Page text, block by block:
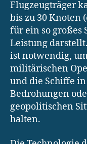
Flugzeugträger
bis zu 30 Knoten
für ein so großes
Leistung
ist notwendig,
militärischen
und die Schiffe
Bedrohungen
geopolitischen
halten.